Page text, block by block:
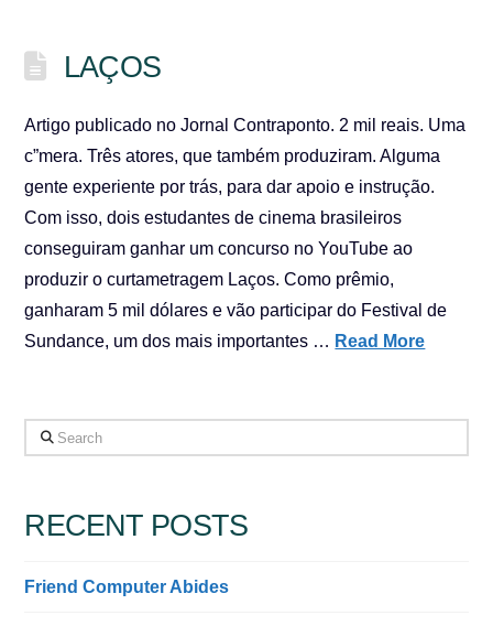
LAÇOS
Artigo publicado no Jornal Contraponto. 2 mil reais. Uma
c”mera. Três atores, que também produziram. Alguma
gente experiente por trás, para dar apoio e instrução.
Com isso, dois estudantes de cinema brasileiros
conseguiram ganhar um concurso no YouTube ao
produzir o curtametragem Laços. Como prêmio,
ganharam 5 mil dólares e vão participar do Festival de
Sundance, um dos mais importantes … Read More
Search
RECENT POSTS
Friend Computer Abides